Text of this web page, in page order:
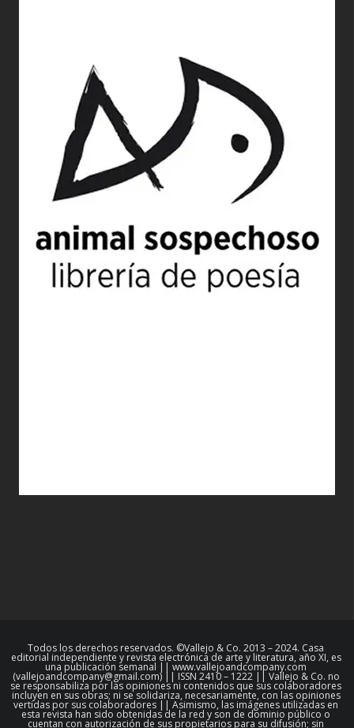
Todos los derechos reservados. ©Vallejo & Co. 2013 – 2024. Casa
editorial independiente y revista electrónica de arte y literatura, año XI, es
una publicación semanal || www.vallejoandcompany.com
(vallejoandcompany@gmail.com) || ISSN 2410 – 1222 || Vallejo & Co. no
se responsabiliza por las opiniones ni contenidos que sus colaboradores
incluyen en sus obras; ni se solidariza, necesariamente, con las opiniones
vertidas por sus colaboradores || Asimismo, las imágenes utilizadas en
esta revista han sido obtenidas de la red y son de dominio público o
cuentan con autorización de sus propietarios para su difusión; sin